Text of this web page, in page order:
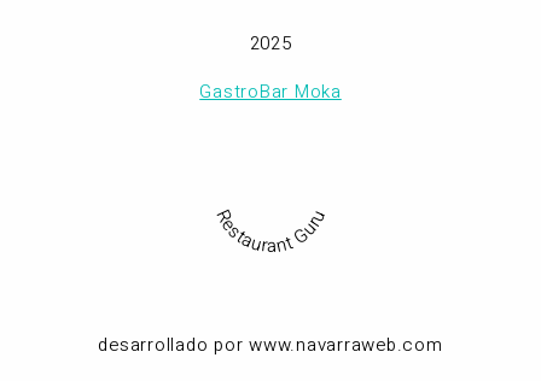
2025
GastroBar Moka
Restaurant Guru
desarrollado por www.navarraweb.com